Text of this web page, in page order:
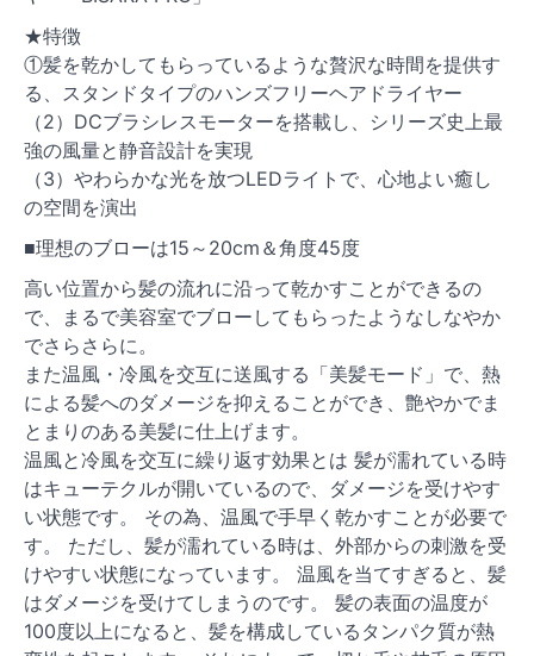
★特徴
①髪を乾かしてもらっているような贅沢な時間を提供す
る、スタンドタイプのハンズフリーヘアドライヤー
（2）DCブラシレスモーターを搭載し、シリーズ史上最
強の風量と静音設計を実現
（3）やわらかな光を放つLEDライトで、心地よい癒し
の空間を演出
■理想のブローは15～20cm＆角度45度
高い位置から髪の流れに沿って乾かすことができるの
で、まるで美容室でブローしてもらったようなしなやか
でさらさらに。
また温風・冷風を交互に送風する「美髪モード」で、熱
による髪へのダメージを抑えることができ、艶やかでま
とまりのある美髪に仕上げます。
温風と冷風を交互に繰り返す効果とは 髪が濡れている時
はキューテクルが開いているので、ダメージを受けやす
い状態です。 その為、温風で手早く乾かすことが必要で
す。 ただし、髪が濡れている時は、外部からの刺激を受
けやすい状態になっています。 温風を当てすぎると、髪
はダメージを受けてしまうのです。 髪の表面の温度が
100度以上になると、髪を構成しているタンパク質が熱